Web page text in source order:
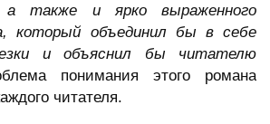
а также и ярко выраженного
который объединил бы в себе
и объяснил бы читателю
понимания этого романа
читателя.